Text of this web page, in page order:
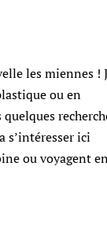
les miennes !
ou en
s’intéresser ici
ou voyagent